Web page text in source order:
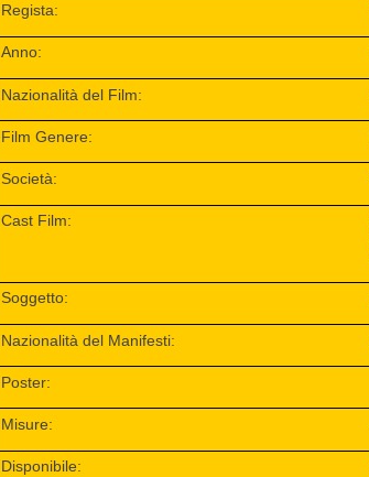
Regista:
Anno:
Nazionalità del Film:
Film Genere:
Società:
Cast Film:
Soggetto:
Nazionalità del Manifesti:
Poster:
Misure:
Disponibile: